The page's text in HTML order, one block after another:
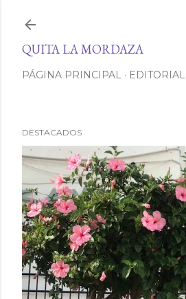
QUITA LA MORDAZA
PÁGINA PRINCIPAL EDITORIAL
DESTACADOS